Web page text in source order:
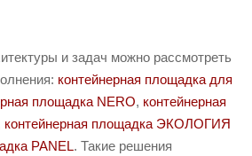
и задач можно рассмотреть
контейнерная площадка для
площадка NERO, контейнерная
контейнерная площадка ЭКОЛОГИЯ
PANEL. Такие решения